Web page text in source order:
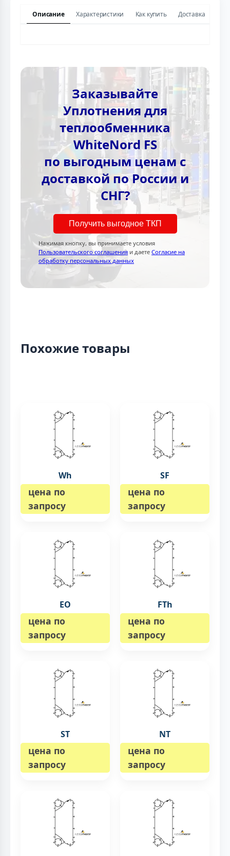
Описание Характеристики Как купить Доставка
Заказывайте
Уплотнения для
теплообменника
WhiteNord FS
по выгодным ценам с
доставкой по России и
СНГ?
Получить выгодное ТКП
Нажимая кнопку, вы принимаете условия
Пользовательского соглашения и даете Согласие на
обработку персональных данных
Похожие товары
Wh
цена по
запросу
SF
цена по
запросу
EO
цена по
запросу
FTh
цена по
запросу
ST
цена по
запросу
NT
цена по
запросу